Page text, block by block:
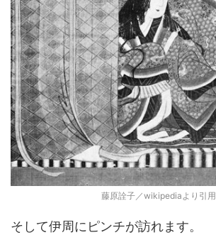
藤原詮子／wikipediaより引用
そして伊周にピンチが訪れます。